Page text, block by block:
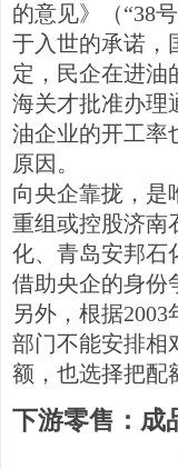
的意见》（“38
于入世的承诺，
定，民企在进油
海关才批准办理
油企业的开工率
原因。
向央企靠拢，是
重组或控股济南
化、青岛安邦石
借助央企的身份
另外，根据
部门不能安排相
额，也选择把配
下游零售：成